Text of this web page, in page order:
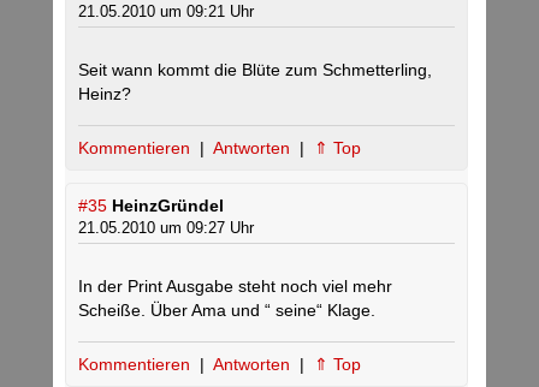
21.05.2010 um 09:21 Uhr
Seit wann kommt die Blüte zum Schmetterling,
Heinz?
Kommentieren | Antworten | ⇑ Top
#35 HeinzGründel
21.05.2010 um 09:27 Uhr
In der Print Ausgabe steht noch viel mehr
Scheiße. Über Ama und “ seine“ Klage.
Kommentieren | Antworten | ⇑ Top